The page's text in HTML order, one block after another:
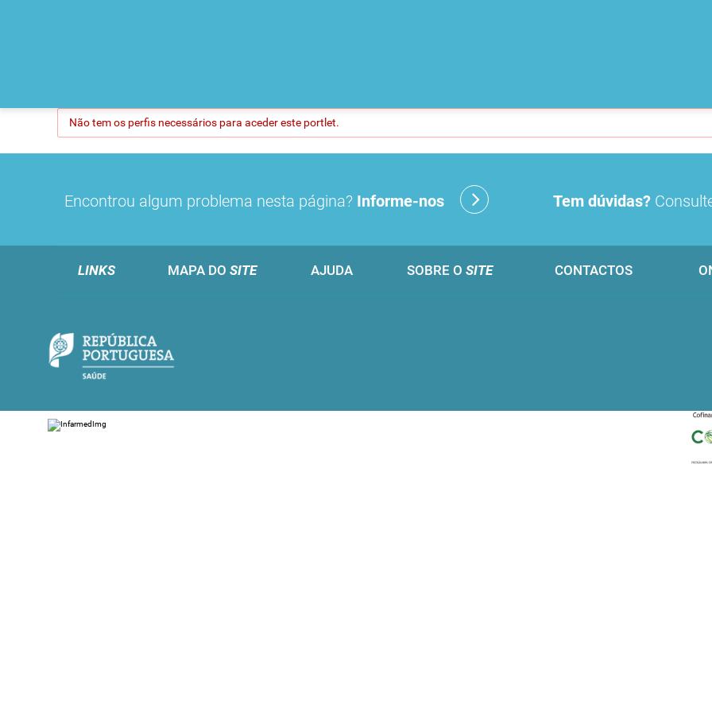
Não tem os perfis necessários para aceder este portlet.
Encontrou algum problema nesta página? Informe-nos Tem dúvidas?
LINKS MAPA DO SITE AJUDA SOBRE O SITE CONTACTOS